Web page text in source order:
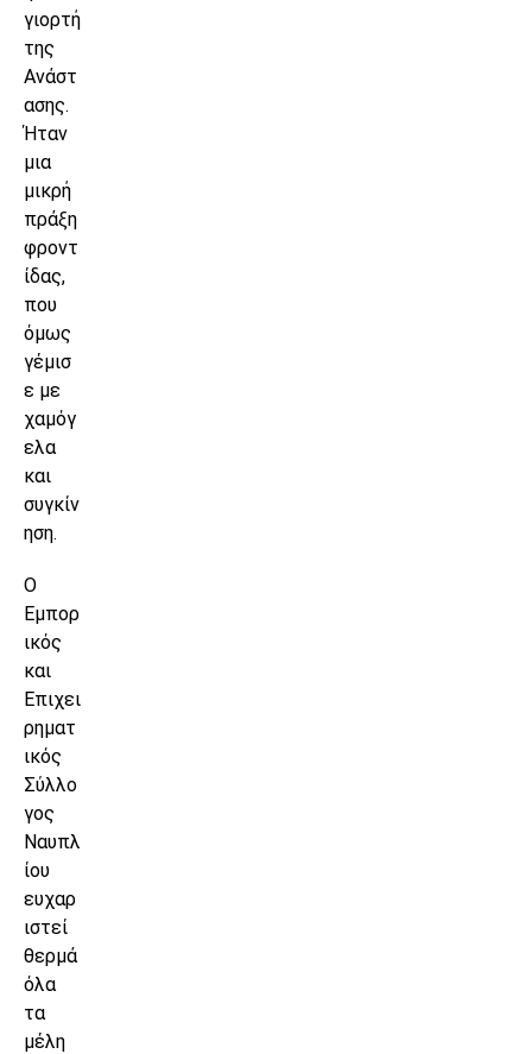
γιορτή
της
Ανάστ
ασης.
Ήταν
μια
μικρή
πράξη
φροντ
ίδας,
που
όμως
γέμισ
ε με
χαμόγ
ελα
και
συγκίν
ηση.
Ο
Εμπορ
ικός
και
Επιχει
ρηματ
ικός
Σύλλο
γος
Ναυπλ
ίου
ευχαρ
ιστεί
θερμά
όλα
τα
μέλη